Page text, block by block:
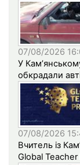
07/08/2026
У
обкрадали
07/08/2026
Вчитель із
Global